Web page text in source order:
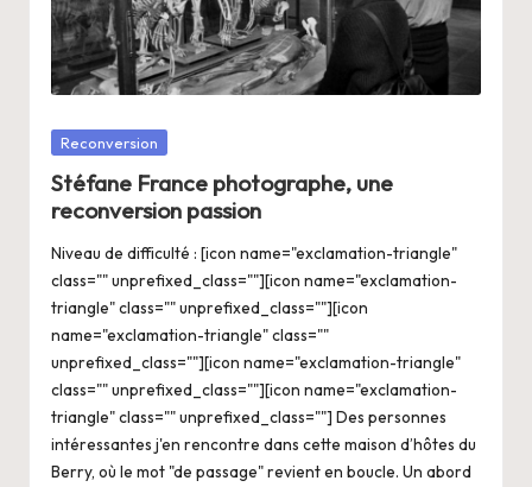
n
g
e
r
s
a
V
ie
Posté
Reconversion
Stéfane France photographe, une
reconversion passion
Niveau de difficulté : [icon name="exclamation-triangle"
class="" unprefixed_class=""][icon name="exclamation-
triangle" class="" unprefixed_class=""][icon
name="exclamation-triangle" class=""
unprefixed_class=""][icon name="exclamation-triangle"
class="" unprefixed_class=""][icon name="exclamation-
triangle" class="" unprefixed_class=""] Des personnes
intéressantes j'en rencontre dans cette maison d’hôtes du
Berry, où le mot "de passage" revient en boucle. Un abord